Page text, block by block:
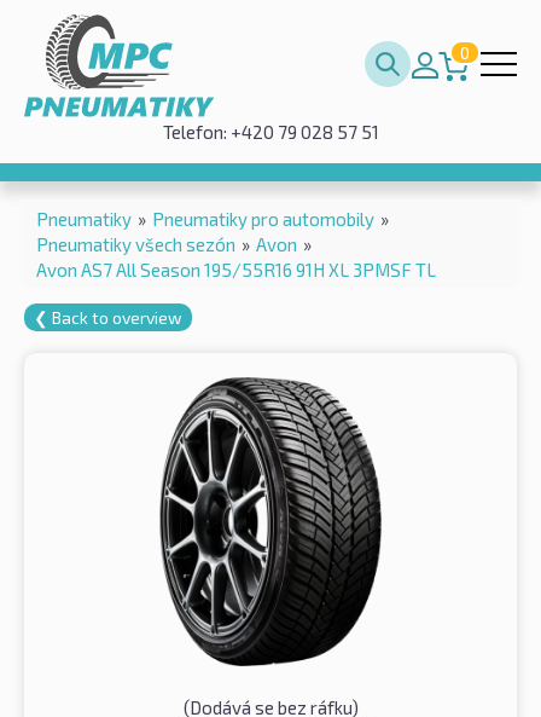
0
Telefon: +420 79 028 57 51
Pneumatiky » Pneumatiky pro automobily »
Pneumatiky všech sezón » Avon »
Avon AS7 All Season 195/55R16 91H XL 3PMSF TL
❮ Back to overview
(Dodává se bez ráfku)